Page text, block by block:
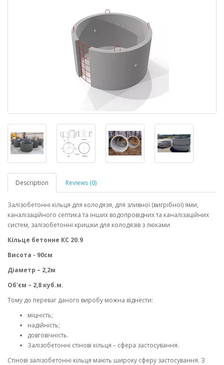
Description Reviews (0)
Залізобетонні кільця для колодязя, для зливної (вигрібної) ями,
каналізаційного септика та інших водопровідних та каналізаційних
систем, залізобетонні кришки для колодязів з люками
Кільце бетонне КС 20.9
Висота - 90см
Діаметр – 2,2м
Об'єм – 2,8 куб.м.
Тому до переваг даного виробу можна віднести:
міцність;
надійність;
довговічність.
Залізобетонні стінові кільця – сфера застосування.
Стінові залізобетонні кільця мають широку сферу застосування. З